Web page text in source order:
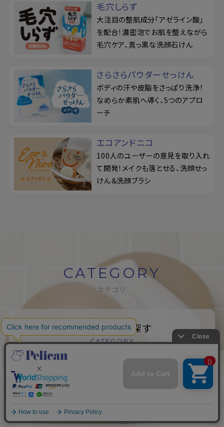
毛穴しらず
大注目の整肌成分「アゼライン酸」
を配合！濃密泡でお肌を整えながら
毛穴ケア、真っ黒な洗顔石けん
さらさらパウダーせっけん
ボディの汗や皮脂をさっぱり洗浄！
なめらか素肌へ導く、5つのアプロ
ーチ
エコアンドニコ
100人のユーザーの意見を取り入れ
て開発！メイクも落とせる、洗顔せっ
けん＆洗顔ブラシ
CATEGORY
カテゴリ
カテゴリから探す
CATEGORY
ブランドから探す